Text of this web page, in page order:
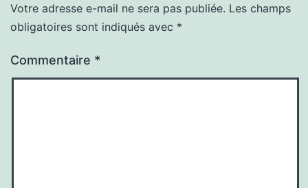
Votre adresse e-mail ne sera pas publiée. Les champs
obligatoires sont indiqués avec *
Commentaire *